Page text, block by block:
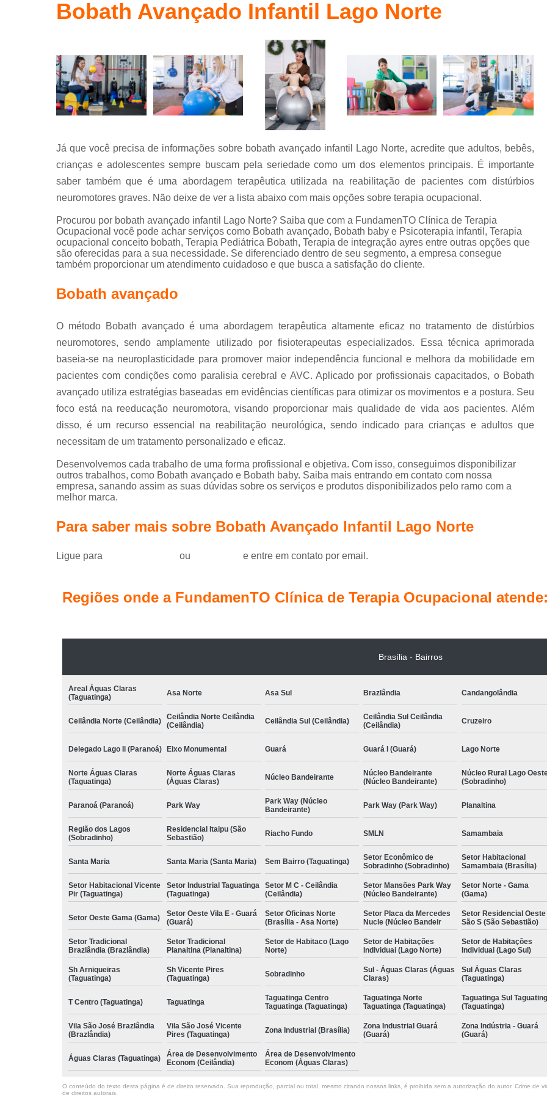
Terapia
ocupacional
Fisioterapia Bobath Baby
Fisioterapia Infantil com Método
Fisioterapia Infantil Águas Claras
Fisioterapia Infantil Pediasuit para
Psicoterapia com Crianças
Psicoterapia em
Psicoterapia para Autismo Infantil
Psicoterapia para Criança com
Psicoterapia para Crianças Asa Sul
Terapia de Integração Ayres para Autismo
Terapia de Integração
Terapia de Integração Sensorial de
Terapia Ocupacional com
Terapia Ocupacional com
Terapia Ocupacional com
Terapia Sensorial de Ayres
Terapia Ocupacional Bobath
Terapia Ocupacional com Crianças Águas
Terapia Ocupacional Infantil
Terapia Ocupacional para Autista
Terapia Ocupacional
Terapia Ocupacional Método Bobath
Terapia Pediátrica
Terapia Pediátrica com
Bobath Avançado Infantil Lago Norte
Já que você precisa de informações sobre bobath avançado infantil Lago Norte, acredite que adultos, bebês,
crianças e adolescentes sempre buscam pela seriedade como um dos elementos principais. É importante
saber também que é uma abordagem terapêutica utilizada na reabilitação de pacientes com distúrbios
neuromotores graves. Não deixe de ver a lista abaixo com mais opções sobre terapia ocupacional.
Procurou por bobath avançado infantil Lago Norte? Saiba que com a FundamenTO Clínica de Terapia
Ocupacional você pode achar serviços como Bobath avançado, Bobath baby e Psicoterapia infantil, Terapia
ocupacional conceito bobath, Terapia Pediátrica Bobath, Terapia de integração ayres entre outras opções que
são oferecidas para a sua necessidade. Se diferenciado dentro de seu segmento, a empresa consegue
também proporcionar um atendimento cuidadoso e que busca a satisfação do cliente.
Bobath avançado
O método Bobath avançado é uma abordagem terapêutica altamente eficaz no tratamento de distúrbios
neuromotores, sendo amplamente utilizado por fisioterapeutas especializados. Essa técnica aprimorada
baseia-se na neuroplasticidade para promover maior independência funcional e melhora da mobilidade em
pacientes com condições como paralisia cerebral e AVC. Aplicado por profissionais capacitados, o Bobath
avançado utiliza estratégias baseadas em evidências científicas para otimizar os movimentos e a postura. Seu
foco está na reeducação neuromotora, visando proporcionar mais qualidade de vida aos pacientes. Além
disso, é um recurso essencial na reabilitação neurológica, sendo indicado para crianças e adultos que
necessitam de um tratamento personalizado e eficaz.
Desenvolvemos cada trabalho de uma forma profissional e objetiva. Com isso, conseguimos disponibilizar
outros trabalhos, como Bobath avançado e Bobath baby. Saiba mais entrando em contato com nossa
empresa, sanando assim as suas dúvidas sobre os serviços e produtos disponibilizados pelo ramo com a
melhor marca.
Para saber mais sobre Bobath Avançado Infantil Lago Norte
Ligue para ou e entre em contato por email.
Regiões onde a FundamenTO Clínica de Terapia Ocupacional atende:
Brasília - Bairros
Areal Águas Claras
(Taguatinga)
Asa Norte Asa Sul Brazlândia Candangolândia
Ceilândia Norte (Ceilândia)
Ceilândia Norte Ceilândia
(Ceilândia)
Ceilândia Sul (Ceilândia)
Ceilândia Sul Ceilândia
(Ceilândia)
Cruzeiro
Delegado Lago Ii (Paranoá) Eixo Monumental Guará Guará I (Guará) Lago Norte
Norte Águas Claras
(Taguatinga)
Norte Águas Claras
(Águas Claras)
Núcleo Bandeirante
Núcleo Bandeirante
(Núcleo Bandeirante)
Núcleo Rural Lago
(Sobradinho)
Paranoá (Paranoá) Park Way
Park Way (Núcleo
Bandeirante)
Park Way (Park Way) Planaltina
Região dos Lagos
(Sobradinho)
Residencial Itaipu (São
Sebastião)
Riacho Fundo SMLN Samambaia
Santa Maria Santa Maria (Santa Maria) Sem Bairro (Taguatinga)
Setor Econômico de
Sobradinho (Sobradinho)
Setor Habitacional
Samambaia (Brasília)
Setor Habitacional Vicente
Pir (Taguatinga)
Setor Industrial Taguatinga
(Taguatinga)
Setor M C - Ceilândia
(Ceilândia)
Setor Mansões Park Way
(Núcleo Bandeirante)
Setor Norte - Gama
(Gama)
Setor Oeste Gama (Gama)
Setor Oeste Vila E - Guará
(Guará)
Setor Oficinas Norte
(Brasília - Asa Norte)
Setor Placa da Mercedes
Nucle (Núcleo Bandeir
Setor Residencial Oeste
São S (São Sebastião)
Setor Tradicional
Brazlândia (Brazlândia)
Setor Tradicional
Planaltina (Planaltina)
Setor de Habitaco (Lago
Norte)
Setor de Habitações
Individuai (Lago Norte)
Setor de Habitações
Individuai (Lago Sul)
Sh Arniqueiras
(Taguatinga)
Sh Vicente Pires
(Taguatinga)
Sobradinho
Sul - Águas Claras (Águas
Claras)
Sul Águas Claras
(Taguatinga)
T Centro (Taguatinga) Taguatinga
Taguatinga Centro
Taguatinga (Taguatinga)
Taguatinga Norte
Taguatinga (Taguatinga)
Taguatinga Sul
(Taguatinga)
Vila São José Brazlândia
(Brazlândia)
Vila São José Vicente
Pires (Taguatinga)
Zona Industrial (Brasília)
Zona Industrial Guará
(Guará)
Zona Indústria - Guará
(Guará)
Águas Claras (Taguatinga)
Área de Desenvolvimento
Econom (Ceilândia)
Área de Desenvolvimento
Econom (Águas Claras)
O conteúdo do texto desta página é de direito reservado. Sua reprodução, parcial ou total, mesmo citando nossos links, é proibida sem a autorização do autor. Crime de
de direitos autorais